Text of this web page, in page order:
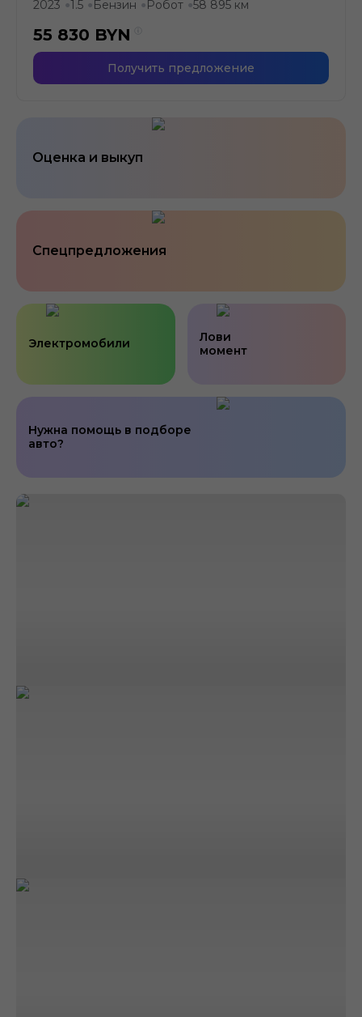
2023 ●1.5 ● Бензин ● Робот ●58 895 км
55 830 BYN
Получить предложение
Оценка и выкуп
Спецпредложения
Нужна помощь в подборе
авто?
Электромобили
Лови
момент